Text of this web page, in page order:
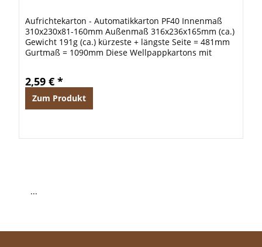
Aufrichtekarton - Automatikkarton PF40 Innenmaß
310x230x81-160mm Außenmaß 316x236x165mm (ca.)
Gewicht 191g (ca.) kürzeste + längste Seite = 481mm
Gurtmaß = 1090mm Diese Wellpappkartons mit
2,59 € *
Zum Produkt
...